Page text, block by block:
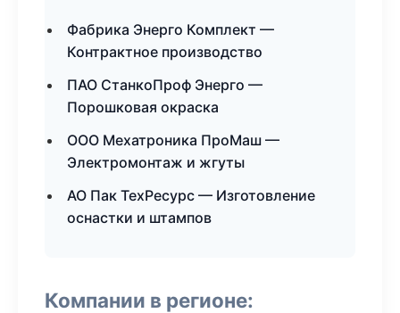
Фабрика Энерго Комплект —
Контрактное производство
ПАО СтанкоПроф Энерго —
Порошковая окраска
ООО Мехатроника ПроМаш —
Электромонтаж и жгуты
АО Пак ТехРесурс — Изготовление
оснастки и штампов
Компании в регионе: